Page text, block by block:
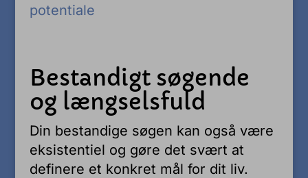
potentiale
Bestandigt søgende
og længselsfuld
Din bestandige søgen kan også være
eksistentiel og gøre det svært at
definere et konkret mål for dit liv.